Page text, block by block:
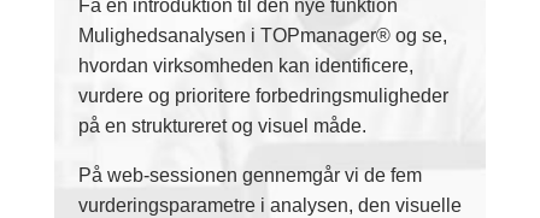
Få en introduktion til den nye funktion
Mulighedsanalysen i TOPmanager® og se,
hvordan virksomheden kan identificere,
vurdere og prioritere forbedringsmuligheder
på en struktureret og visuel måde.
På web-sessionen gennemgår vi de fem
vurderingsparametre i analysen, den visuelle